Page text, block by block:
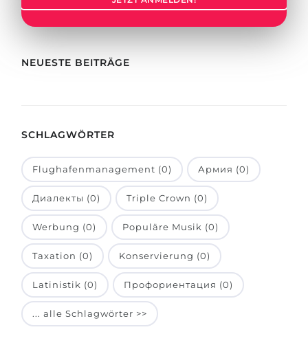
Berufe
Holland-Test
Interessenkarte-Test
RIASEC-Test
Erfolgzu
100%
BEWERBEN FÜR FACHRICHTUNG …
BEWERBEN AUS …
Russland
Ukraine
Kasachstan
Aserbaidschan
Armenien
Belarus
NEUESTE BEITRÄGE
SCHLAGWÖRTER
Flughafenmanagement (0) Армия (0)
Диалекты (0) Triple Crown (0)
Werbung (0) Populäre Musik (0)
Taxation (0) Konservierung (0)
Latinistik (0) Профориентация (0)
... alle Schlagwörter >>